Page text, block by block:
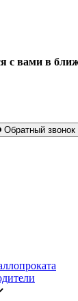
с вами в
Обратный звонок